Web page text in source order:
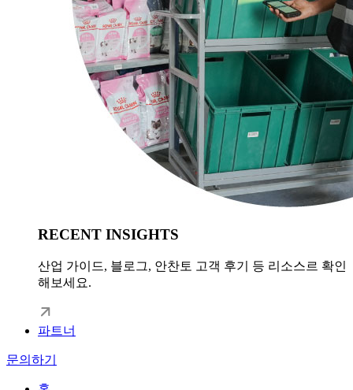
RECENT INSIGHTS
산업 가이드, 블로그, 안찬토 고객 후기 등 리소스르 확인
해보세요.
파트너
문의하기